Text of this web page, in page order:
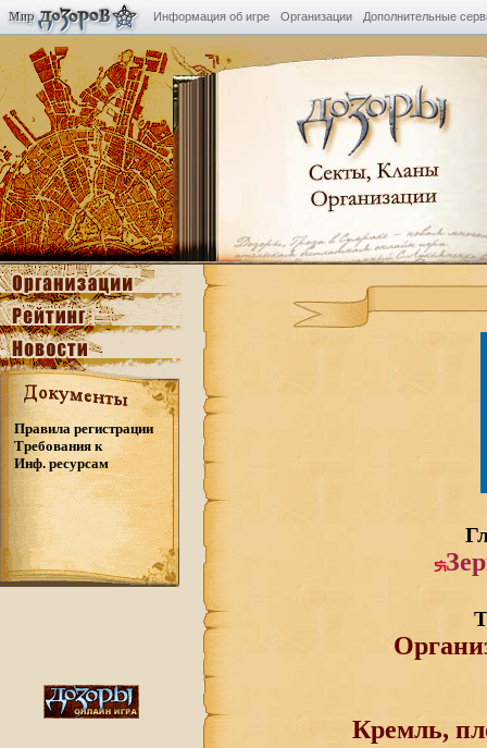
Информация об игре Организации Дополнительные
Правила регистрации
Требования к
Инф. ресурсам
Кремль,